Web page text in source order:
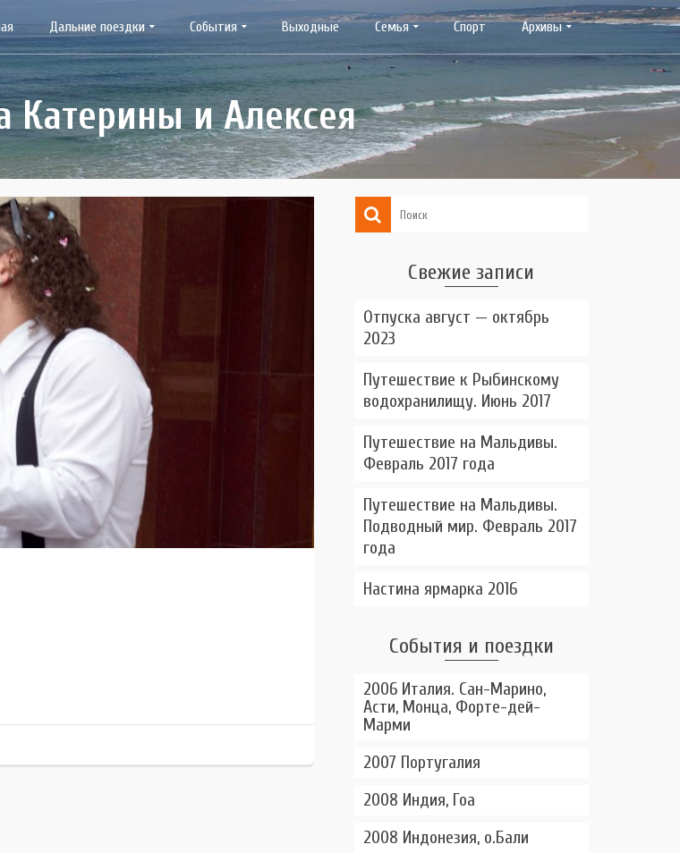
Дальние поездки События Выходные Семья Спорт Архивы
Катерины и Алексея
Свежие записи
Отпуска август — октябрь
2023
Путешествие к Рыбинскому
водохранилищу. Июнь 2017
Путешествие на Мальдивы.
Февраль 2017 года
Путешествие на Мальдивы.
Подводный мир. Февраль 2017
года
Настина ярмарка 2016
События и поездки
2006 Италия. Сан-Марино,
Асти, Монца, Форте-дей-
Марми
2007 Португалия
2008 Индия, Гоа
2008 Индонезия, о.Бали